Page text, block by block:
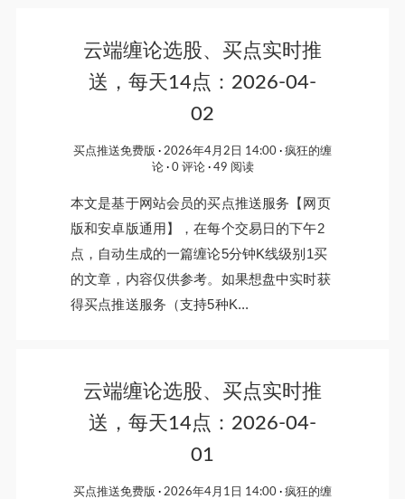
云端缠论选股、买点实时推
送，每天14点：2026-04-
02
买点推送免费版 2026年4月2日 14:00
疯狂的缠
论
0 评论 49 阅读
本文是基于网站会员的买点推送服务【网页
版和安卓版通用】，在每个交易日的下午2
点，自动生成的一篇缠论5分钟K线级别1买
的文章，内容仅供参考。如果想盘中实时获
得买点推送服务（支持5种K...
云端缠论选股、买点实时推
送，每天14点：2026-04-
01
买点推送免费版 2026年4月1日 14:00
疯狂的缠